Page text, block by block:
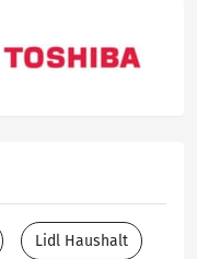
Lidl Haushalt